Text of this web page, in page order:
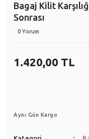
Bagaj Kilit
Sonrası
0 Yorum
1.420,00 TL
Aynı Gün Kargo